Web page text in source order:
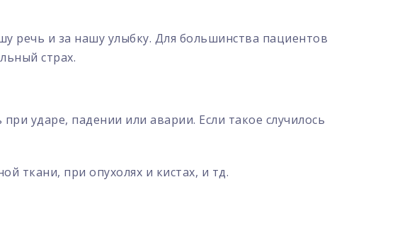
речь и за нашу улыбку. Для большинства пациентов
страх.
ударе, падении или аварии. Если такое случилось
ткани, при опухолях и кистах, и тд.